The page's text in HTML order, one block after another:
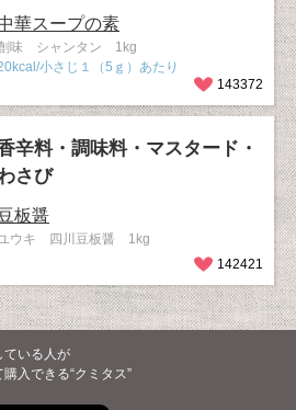
華スープの素
味 シャンタン 1kg
小さじ１（5ｇ）あたり
143372
辛料・調味料・マスタード・
さび
板醤
ウキ 四川豆板醤 1kg
142421
ている人が
入できる“クミタス”